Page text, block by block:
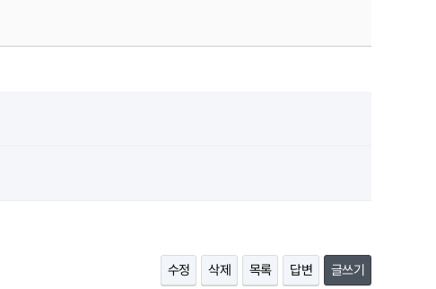
수정 삭제 목록 답변 글쓰기